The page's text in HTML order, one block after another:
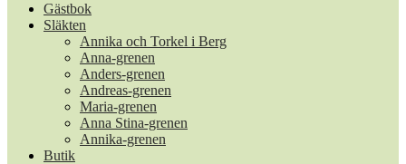
Gästbok
Släkten
Annika och Torkel i Berg
Anna-grenen
Anders-grenen
Andreas-grenen
Maria-grenen
Anna Stina-grenen
Annika-grenen
Butik